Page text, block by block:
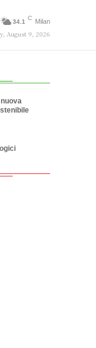
34.1
C Milan
August 9, 2026